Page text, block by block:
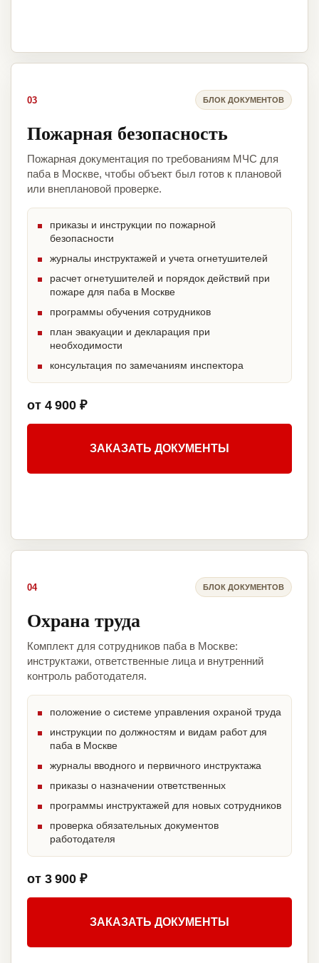
03 БЛОК ДОКУМЕНТОВ
Пожарная безопасность
Пожарная документация по требованиям МЧС для
паба в Москве, чтобы объект был готов к плановой
или внеплановой проверке.
приказы и инструкции по пожарной
безопасности
журналы инструктажей и учета огнетушителей
расчет огнетушителей и порядок действий при
пожаре для паба в Москве
программы обучения сотрудников
план эвакуации и декларация при
необходимости
консультация по замечаниям инспектора
от 4 900 ₽
ЗАКАЗАТЬ ДОКУМЕНТЫ
04 БЛОК ДОКУМЕНТОВ
Охрана труда
Комплект для сотрудников паба в Москве:
инструктажи, ответственные лица и внутренний
контроль работодателя.
положение о системе управления охраной труда
инструкции по должностям и видам работ для
паба в Москве
журналы вводного и первичного инструктажа
приказы о назначении ответственных
программы инструктажей для новых сотрудников
проверка обязательных документов
работодателя
от 3 900 ₽
ЗАКАЗАТЬ ДОКУМЕНТЫ